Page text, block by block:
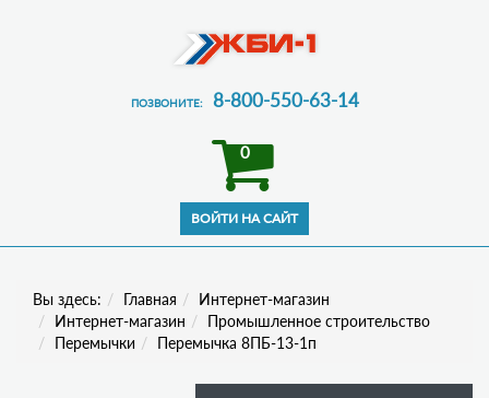
ПОЗВОНИТЕ: 8-800-550-63-14
0
Вы здесь: Главная
Интернет-магазин
Интернет-магазин
Промышленное строительство
Перемычки
Перемычка 8ПБ-13-1п